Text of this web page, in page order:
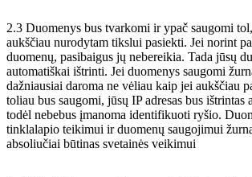
2.3 Duomenys bus tvarkomi ir ypač saugomi
aukščiau nurodytam tikslui pasiekti. Jei norint
duomenų, pasibaigus jų nebereikia. Tada jūsų
automatiškai ištrinti. Jei duomenys saugomi
dažniausiai daroma ne vėliau kaip jei aukščiau
toliau bus saugomi, jūsų IP adresas bus ištrintas
todėl nebebus įmanoma identifikuoti ryšio.
tinklalapio teikimui ir duomenų saugojimui
absoliučiai būtinas svetainės veikimui